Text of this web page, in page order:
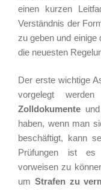
einen kurzen
Verständnis der
zu geben und
die neuesten
Der erste wichtige
vorgelegt
Zolldokumente
haben, wenn man
beschäftigt, kann
Prüfungen ist es
vorweisen zu
um Strafen zu